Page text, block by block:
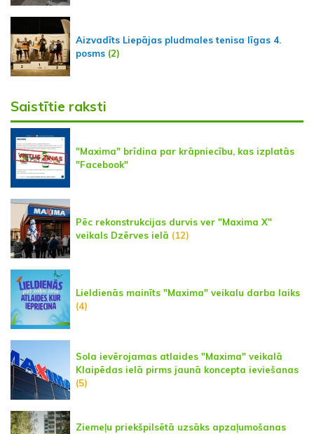
Aizvadīts Liepājas pludmales tenisa līgas 4.
posms (2)
Saistītie raksti
"Maxima" brīdina par krāpniecību, kas izplatās
"Facebook"
Pēc rekonstrukcijas durvis ver "Maxima X"
veikals Dzērves ielā (12)
Lieldienās mainīts "Maxima" veikalu darba laiks
(4)
Sola ievērojamas atlaides "Maxima" veikalā
Klaipēdas ielā pirms jaunā koncepta ieviešanas
(5)
Ziemeļu priekšpilsētā uzsāks apzaļumošanas